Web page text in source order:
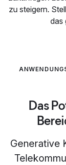
zu steigern.
das
Das
Generative